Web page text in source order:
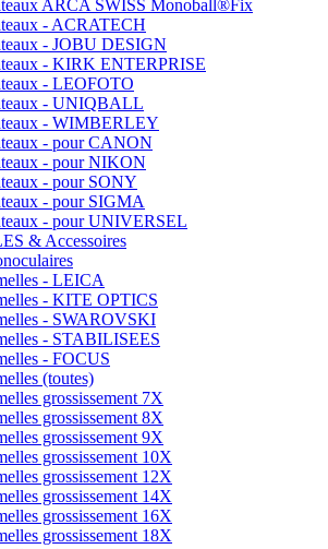
ARCA SWISS Monoball®Fix
- ACRATECH
- JOBU DESIGN
- KIRK ENTERPRISE
- LEOFOTO
- UNIQBALL
- WIMBERLEY
- pour CANON
- pour NIKON
- pour SONY
- pour SIGMA
- pour UNIVERSEL
& Accessoires
- LEICA
- KITE OPTICS
- SWAROVSKI
- STABILISEES
- FOCUS
(toutes)
grossissement 7X
grossissement 8X
grossissement 9X
grossissement 10X
grossissement 12X
grossissement 14X
grossissement 16X
grossissement 18X